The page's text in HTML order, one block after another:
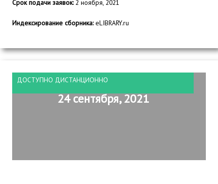
Срок подачи заявок:2 ноября, 2021
Индексирование сборника:eLIBRARY.ru
ДОСТУПНО ДИСТАНЦИОННО
24 сентября, 2021